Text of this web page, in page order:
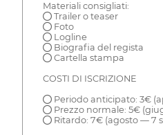
Materiali consigliati:
● Trailer o teaser
● Foto
● Logline
● Biografia del regista
● Cartella stampa
COSTI DI ISCRIZIONE
● Periodo anticipato: 3€
● Prezzo normale: 5€
● Ritardo: 7€ (agosto — 7